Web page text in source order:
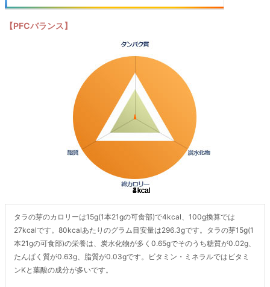
【PFCバランス】
タラの芽のカロリーは15g(1本21gの可食部)で4kcal、100g換算では
27kcalです。80kcalあたりのグラム目安量は296.3gです。タラの芽15g(1
本21gの可食部)の栄養は、炭水化物が多く0.65gでそのうち糖質が0.02g、
たんぱく質が0.63g、脂質が0.03gです。ビタミン・ミネラルではビタミ
ンKと葉酸の成分が多いです。